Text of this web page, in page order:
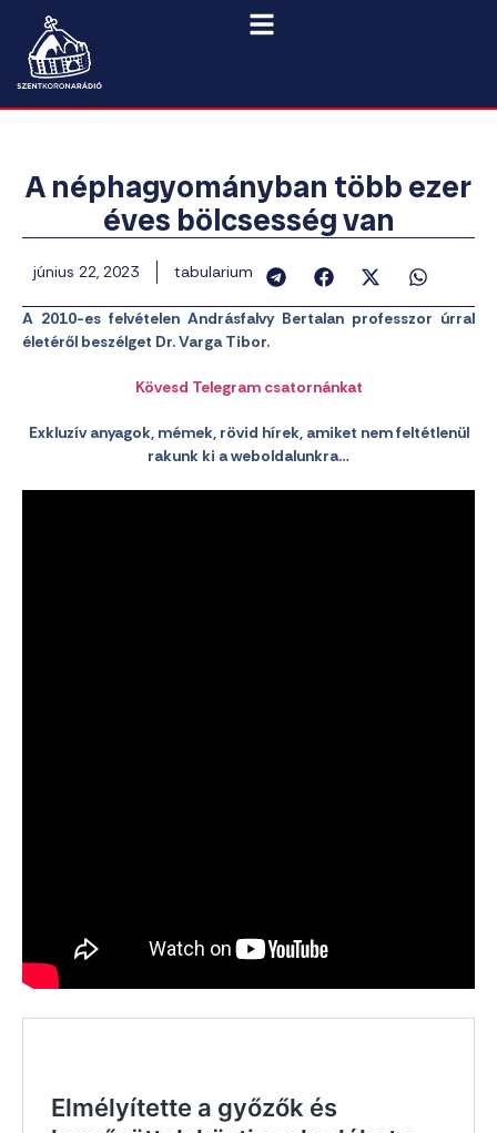
A néphagyományban több ezer
éves bölcsesség van
június 22, 2023 tabularium
A 2010-es felvételen Andrásfalvy Bertalan professzor úrral
életéről beszélget Dr. Varga Tibor.
Kövesd Telegram csatornánkat
Exkluzív anyagok, mémek, rövid hírek, amiket nem feltétlenül
rakunk ki a weboldalunkra…